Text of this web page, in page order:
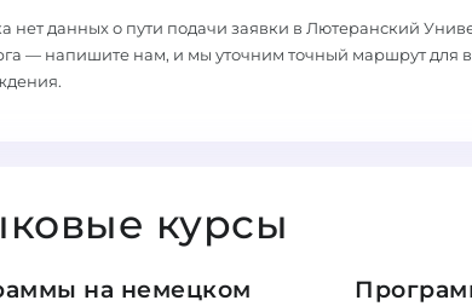
нет данных о пути подачи заявки в Лютеранский
— напишите нам, и мы уточним точный маршрут для
курсы
на немецком